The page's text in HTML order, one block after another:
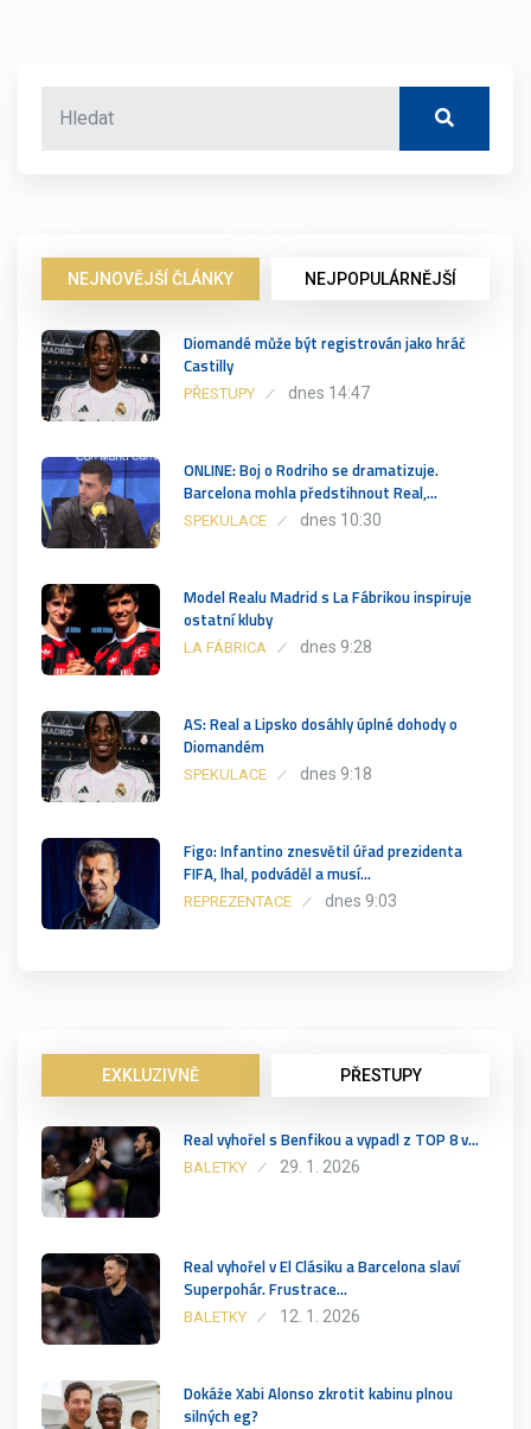
NEJNOVĚJŠÍ ČLÁNKY NEJPOPULÁRNĚJŠÍ
Diomandé může být registrován jako hráč
Castilly
PŘESTUPY dnes 14:47
ONLINE: Boj o Rodriho se dramatizuje.
Barcelona mohla předstihnout Real,…
SPEKULACE dnes 10:30
Model Realu Madrid s La Fábrikou inspiruje
ostatní kluby
LA FÁBRICA dnes 9:28
AS: Real a Lipsko dosáhly úplné dohody o
Diomandém
SPEKULACE dnes 9:18
Figo: Infantino znesvětil úřad prezidenta
FIFA, lhal, podváděl a musí…
REPREZENTACE dnes 9:03
EXKLUZIVNĚ PŘESTUPY
Real vyhořel s Benfikou a vypadl z TOP 8 v…
BALETKY 29. 1. 2026
Real vyhořel v El Clásiku a Barcelona slaví
Superpohár. Frustrace…
BALETKY 12. 1. 2026
Dokáže Xabi Alonso zkrotit kabinu plnou
silných eg?